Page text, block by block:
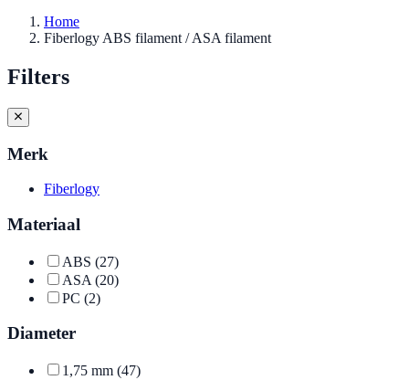
Home
Fiberlogy ABS filament / ASA filament
Filters
Merk
Fiberlogy
Materiaal
ABS (27)
ASA (20)
PC (2)
Diameter
1,75 mm (47)